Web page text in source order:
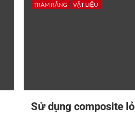
TRÁM RĂNG
VẬT LIỆU
Sử dụng composite